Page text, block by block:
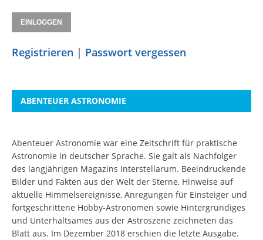
Registrieren | Passwort vergessen
ABENTEUER ASTRONOMIE
Abenteuer Astronomie war eine Zeitschrift für praktische
Astronomie in deutscher Sprache. Sie galt als Nachfolger
des langjährigen Magazins Interstellarum. Beeindruckende
Bilder und Fakten aus der Welt der Sterne, Hinweise auf
aktuelle Himmelsereignisse, Anregungen für Einsteiger und
fortgeschrittene Hobby-Astronomen sowie Hintergründiges
und Unterhaltsames aus der Astroszene zeichneten das
Blatt aus. Im Dezember 2018 erschien die letzte Ausgabe.